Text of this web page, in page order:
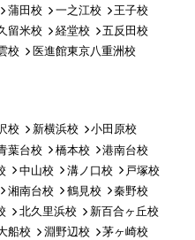
蒲田校 一之江校
王子校
留米校 経堂校
五反田校
校
医進館東京八重洲校
校 新横浜校
小田原校
葉台校 橋本校
港南台校
中山校 溝ノ口校
戸塚校
湘南台校 鶴見校
秦野校
北久里浜校
新百合ヶ丘校
船校 淵野辺校
茅ヶ崎校